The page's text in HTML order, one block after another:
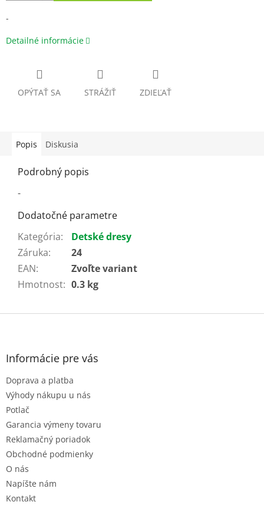
-
Detailné informácie
OPÝTAŤ SA STRÁŽIŤ ZDIEĽAŤ
Popis Diskusia
Podrobný popis
-
Dodatočné parametre
Kategória:
Detské dresy
Záruka:
24
EAN:
Zvoľte variant
Hmotnost: 0.3 kg
Z
Informácie pre vás
Doprava a platba
Výhody nákupu u nás
Potlač
Garancia výmeny tovaru
Reklamačný poriadok
Obchodné podmienky
O nás
Napíšte nám
Kontakt